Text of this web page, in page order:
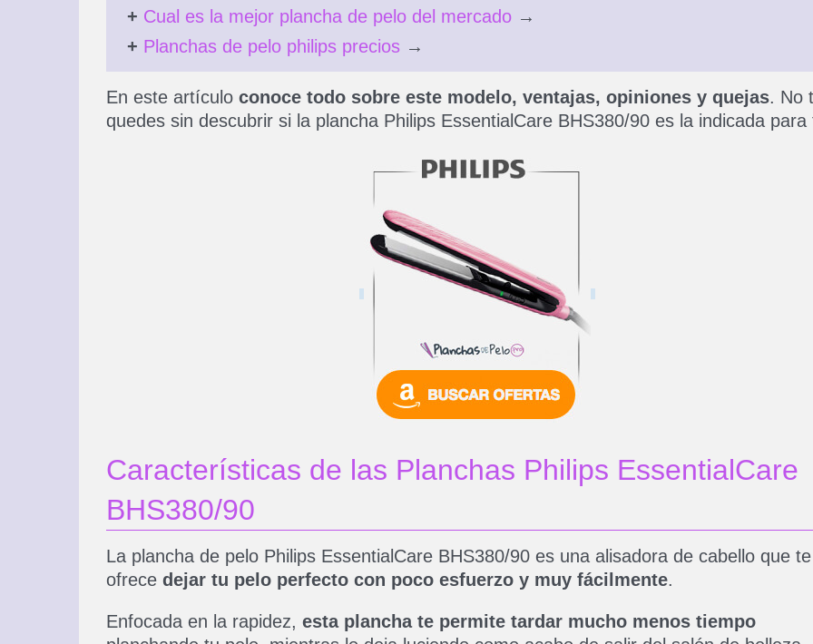
+ Cual es la mejor plancha de pelo del mercado→
+ Planchas de pelo philips precios→
En este artículo conoce todo sobre este modelo, ventajas, opiniones y quejas. No
quedes sin descubrir si la plancha Philips EssentialCare BHS380/90 es la indicada para
Características de las Planchas Philips EssentialCare
BHS380/90
La plancha de pelo Philips EssentialCare BHS380/90 es una alisadora de cabello que te
ofrece dejar tu pelo perfecto con poco esfuerzo y muy fácilmente.
Enfocada en la rapidez, esta plancha te permite tardar mucho menos tiempo